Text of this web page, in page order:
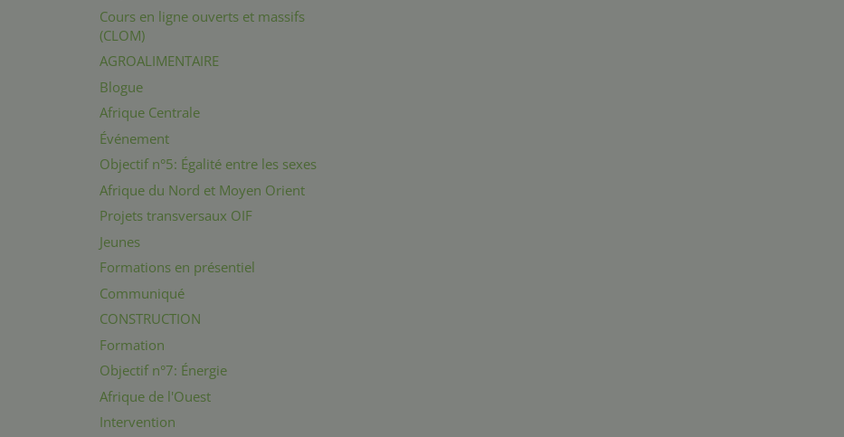
Cours en ligne ouverts et massifs
(CLOM)
AGROALIMENTAIRE
Blogue
Afrique Centrale
Événement
Objectif n°5: Égalité entre les sexes
Afrique du Nord et Moyen Orient
Projets transversaux OIF
Jeunes
Formations en présentiel
Communiqué
CONSTRUCTION
Formation
Objectif n°7: Énergie
Afrique de l'Ouest
Intervention